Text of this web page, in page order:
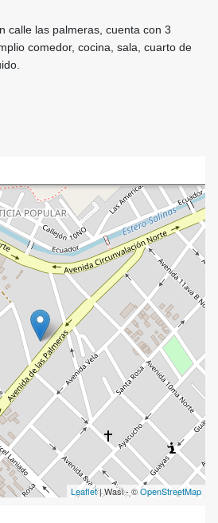
calle las palmeras, cuenta con 3
comedor, cocina, sala, cuarto de
Leaflet| Wasi - ©OpenStreetMap